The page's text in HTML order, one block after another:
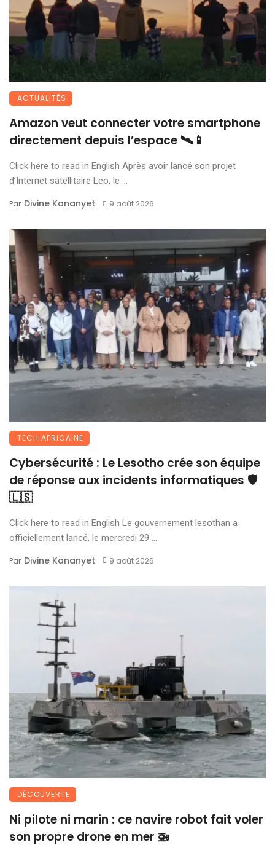
ACTUALITÉS
Amazon veut connecter votre smartphone
directement depuis l’espace 🛰️📱
Click here to read in English Après avoir lancé son projet
d’Internet satellitaire Leo, le ...
Par Divine Kananyet 9 août 2026
TECH AFRICAINE
Cybersécurité : Le Lesotho crée son équipe
de réponse aux incidents informatiques 🛡️
🇱🇸
Click here to read in English Le gouvernement lesothan a
officiellement lancé, le mercredi 29 ...
Par Divine Kananyet 9 août 2026
DÉCOUVERTE
Ni pilote ni marin : ce navire robot fait voler
son propre drone en mer 🚁